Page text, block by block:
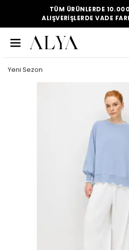
TÜM ÜRÜNLERDE
ALIŞVERIŞLERDE VADE
Yeni Sezon